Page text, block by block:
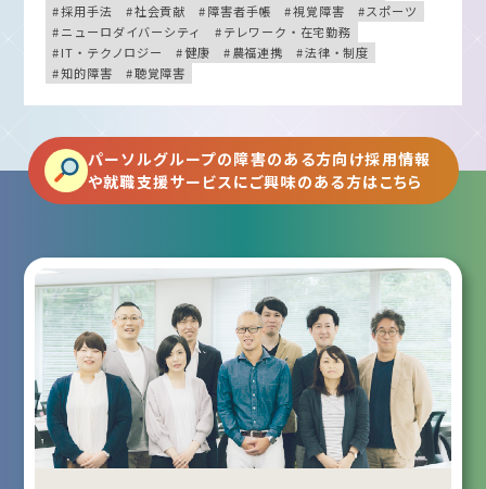
採用手法
社会貢献 障害者手帳 視覚障害
スポーツ
ニューロダイバーシティ
テレワーク・在宅勤務
IT・テクノロジー
健康 農福連携
法律・制度
知的障害
聴覚障害
パーソルグループの障害のある方向け採用情報
や就職支援サービスにご興味のある方はこちら